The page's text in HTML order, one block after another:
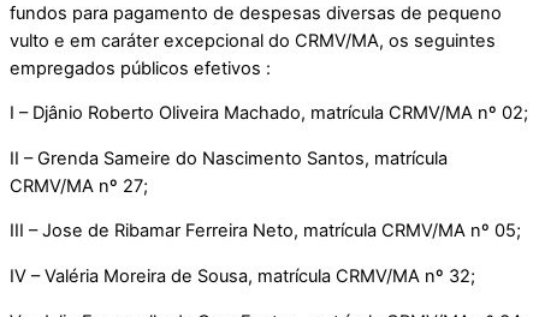
fundos para pagamento de despesas diversas de pequeno
vulto e em caráter excepcional do CRMV/MA, os seguintes
empregados públicos efetivos :
I – Djânio Roberto Oliveira Machado, matrícula CRMV/MA nº 02;
II –Grenda Sameire do Nascimento Santos, matrícula
CRMV/MA nº 27;
III – Jose de Ribamar Ferreira Neto, matrícula CRMV/MA nº 05;
IV – Valéria Moreira de Sousa, matrícula CRMV/MA nº 32;